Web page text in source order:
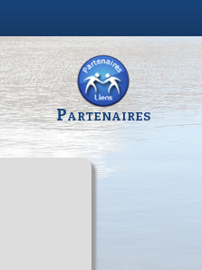
Partenaires